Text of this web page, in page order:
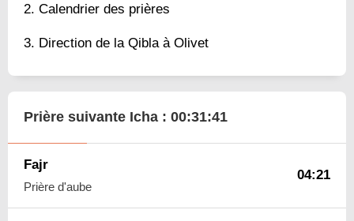
Calendrier des prières
Direction de la Qibla à Olivet
Prière suivante Icha : 00:31:40
Fajr
Prière d'aube
04:21